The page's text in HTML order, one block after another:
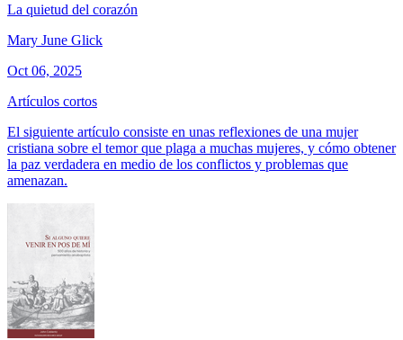
La quietud del corazón
Mary June Glick
Oct 06, 2025
Artículos cortos
El siguiente artículo consiste en unas reflexiones de una mujer
cristiana sobre el temor que plaga a muchas mujeres, y cómo obtener
la paz verdadera en medio de los conflictos y problemas que
amenazan.